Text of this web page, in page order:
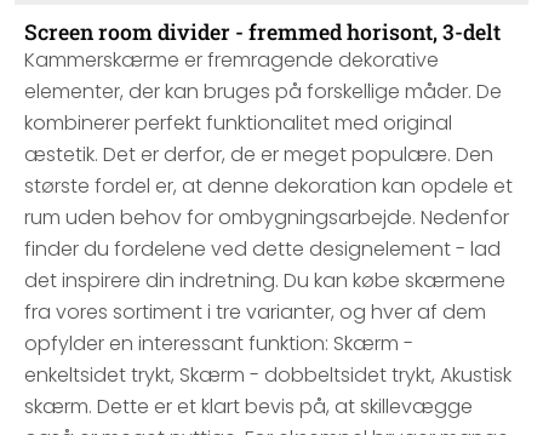
Screen room divider - fremmed horisont, 3-delt
Kammerskærme er fremragende dekorative
elementer, der kan bruges på forskellige måder. De
kombinerer perfekt funktionalitet med original
æstetik. Det er derfor, de er meget populære. Den
største fordel er, at denne dekoration kan opdele et
rum uden behov for ombygningsarbejde. Nedenfor
finder du fordelene ved dette designelement - lad
det inspirere din indretning. Du kan købe skærmene
fra vores sortiment i tre varianter, og hver af dem
opfylder en interessant funktion: Skærm -
enkeltsidet trykt, Skærm - dobbeltsidet trykt, Akustisk
skærm. Dette er et klart bevis på, at skillevægge